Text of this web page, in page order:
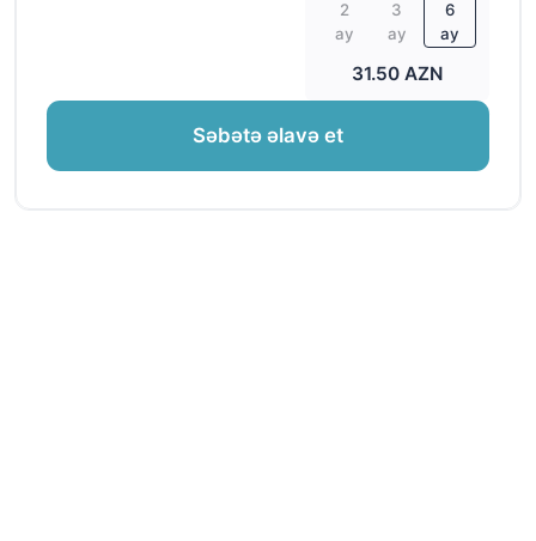
2
ay
3
ay
6
ay
31.50 AZN
Səbətə əlavə et